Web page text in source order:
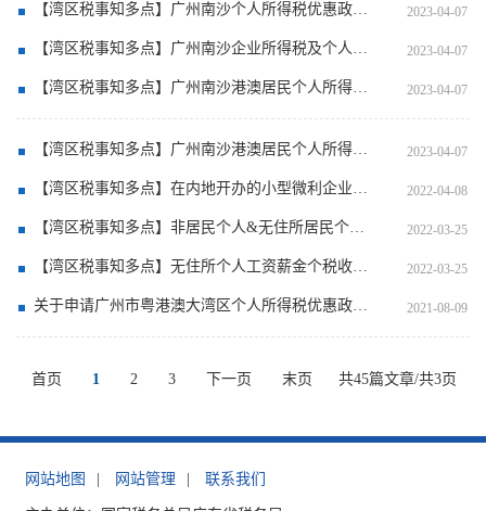
【湾区税事知多点】广州南沙个人所得税优惠政策热点问答 2023-04-07
【湾区税事知多点】广州南沙企业所得税及个人所得税优惠政策热点问答 2023-04-07
【湾区税事知多点】广州南沙港澳居民个人所得税优惠政策办税指引——综合所得篇 2023-04-07
【湾区税事知多点】广州南沙港澳居民个人所得税优惠政策办税指引——经营所得篇 2023-04-07
【湾区税事知多点】在内地开办的小型微利企业最新可享税收优惠 2022-04-08
【湾区税事知多点】非居民个人&无住所居民个人，“两个天数”大不同！ 2022-03-25
【湾区税事知多点】无住所个人工资薪金个税收入怎么算？穗穗话你知 2022-03-25
关于申请广州市粤港澳大湾区个人所得税优惠政策财政补贴的补充指引 2021-08-09
首页 1 2 3 下一页 末页 共45篇文章/共3页
网站地图 网站管理 联系我们